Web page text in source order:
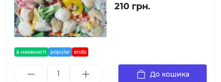
в наявності popular ends
210 грн.
До кошика